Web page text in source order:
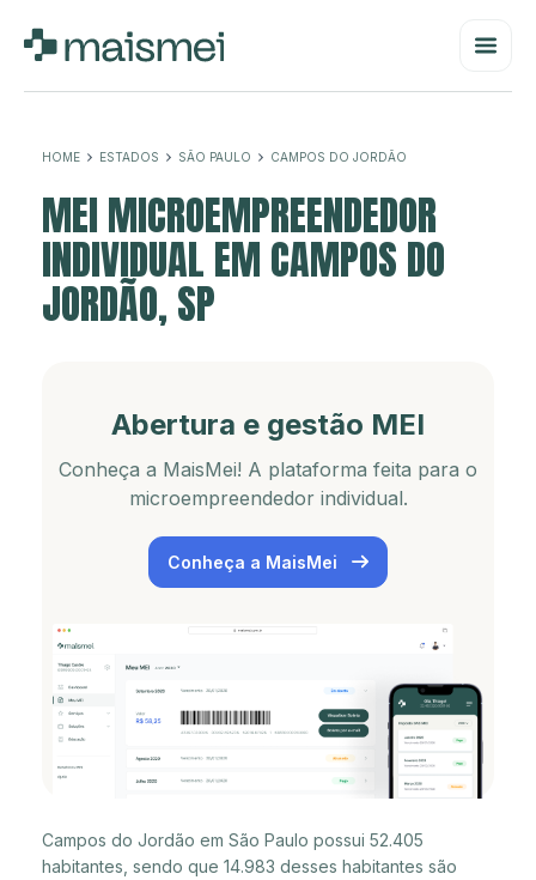
HOME ESTADOS SÃO PAULO CAMPOS DO JORDÃO
MEI MICROEMPREENDEDOR
INDIVIDUAL EM CAMPOS DO
JORDÃO, SP
Abertura e gestão MEI
Conheça a MaisMei! A plataforma feita para o
microempreendedor individual.
Conheça a MaisMei
Campos do Jordão em São Paulo possui 52.405
habitantes, sendo que 14.983 desses habitantes são